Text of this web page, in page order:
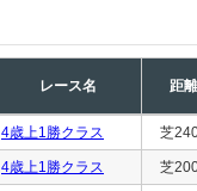
レース名 距離
4歳上1勝クラス 芝
4歳上1勝クラス 芝